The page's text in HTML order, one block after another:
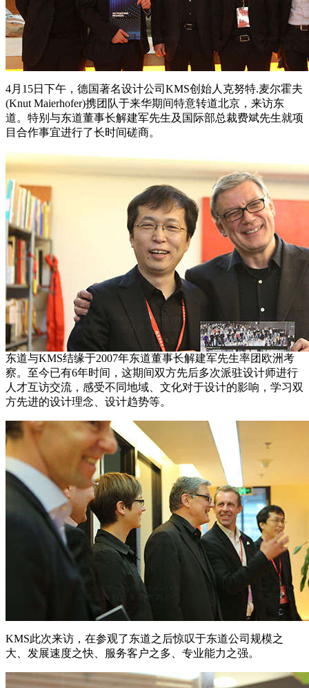
4月15日下午，德国著名设计公司KMS创始人克努特.麦尔霍夫
(Knut Maierhofer)携团队于来华期间特意转道北京，来访东
道。特别与东道董事长解建军先生及国际部总裁费斌先生就项
目合作事宜进行了长时间磋商。
东道与KMS结缘于2007年东道董事长解建军先生率团欧洲考
察。至今已有6年时间，这期间双方先后多次派驻设计师进行
人才互访交流，感受不同地域、文化对于设计的影响，学习双
方先进的设计理念、设计趋势等。
KMS此次来访，在参观了东道之后惊叹于东道公司规模之
大、发展速度之快、服务客户之多、专业能力之强。